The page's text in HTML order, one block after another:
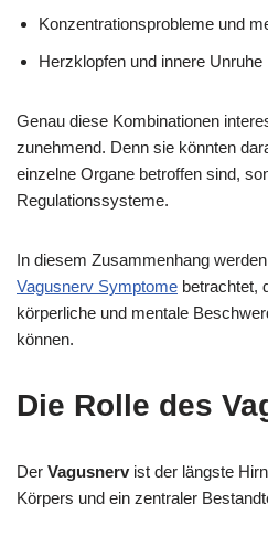
Konzentrationsprobleme und
Herzklopfen und innere Unruhe
Genau diese Kombinationen
zunehmend. Denn sie könnten
einzelne Organe betroffen sind,
Regulationssysteme.
In diesem Zusammenhang
Vagusnerv Symptome betrachtet,
körperliche und mentale
können.
Die Rolle des
Der Vagusnerv ist der längste
Körpers und ein zentraler